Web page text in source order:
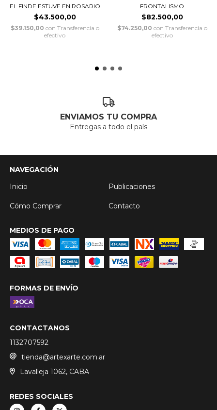
EL FINDE ESTUVE EN ROSARIO
$43.500,00
$39.150,00 con Transferencia o
efectivo
FRONTALISMO
$82.500,00
$74.250,00 con Transferencia o
efectivo
ENVIAMOS TU COMPRA
Entregas a todo el país
NAVEGACIÓN
Inicio
Publicaciones
Cómo Comprar Contacto
MEDIOS DE PAGO
FORMAS DE ENVÍO
CONTACTANOS
1132707592
tienda@artexarte.com.ar
Lavalleja 1062, CABA
REDES SOCIALES